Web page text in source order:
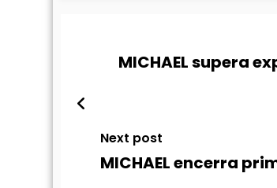
MICHAEL supera
Next post
MICHAEL encerra